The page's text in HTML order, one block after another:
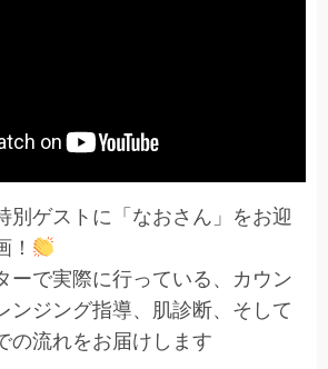
別ゲストに「なおさん」をお迎
ーで実際に行っている、カウン
ンジング指導、肌診断、そして
の流れをお届けします